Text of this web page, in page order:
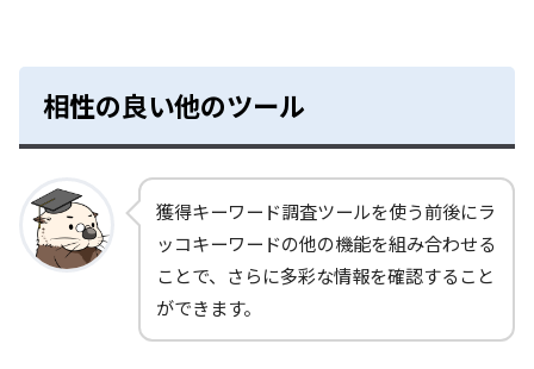
相性の良い他のツール
獲得キーワード調査ツールを使う前後にラ
ッコキーワードの他の機能を組み合わせる
ことで、さらに多彩な情報を確認すること
ができます。